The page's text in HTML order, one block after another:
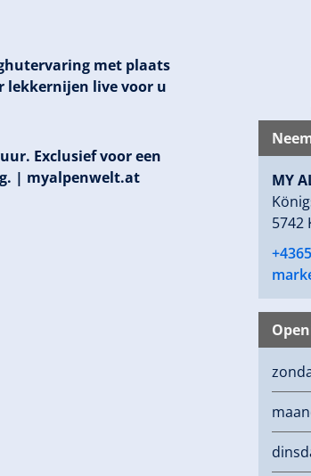
met plaats
lekkernijen live voor u
Exclusief voor een
| myalpenwelt.at
MY
5742